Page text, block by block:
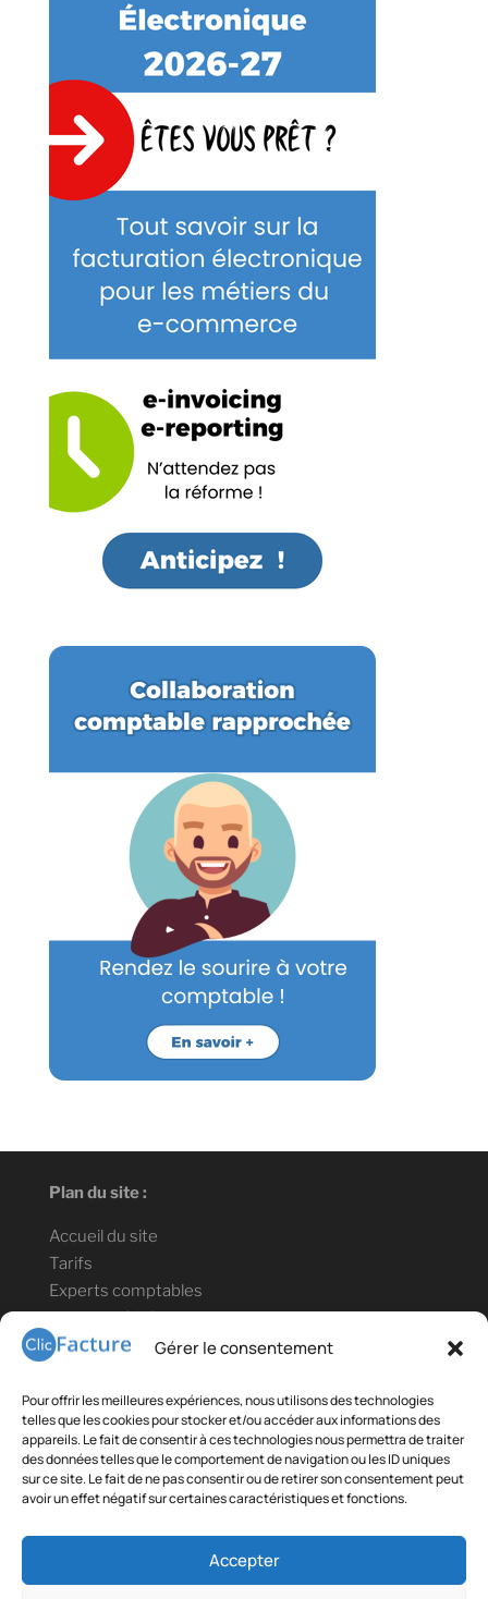
Gérer le consentement
Pour offrir les meilleures expériences, nous utilisons des technologies
telles que les cookies pour stocker et/ou accéder aux informations des
appareils. Le fait de consentir à ces technologies nous permettra de traiter
des données telles que le comportement de navigation ou les ID uniques
sur ce site. Le fait de ne pas consentir ou de retirer son consentement peut
avoir un effet négatif sur certaines caractéristiques et fonctions.
Accepter
Plan du site :
Accueil du site
Tarifs
Experts comptables
Lien vers ClicBlog
Informations légales :
Confidentialité des données
Conditions générales de vente et d'utilisation
Contact téléphonique : +33(0)9 78 80 18 35